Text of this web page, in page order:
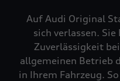
Auf Audi Original
sich verlassen.
Zuverlässigkeit
allgemeinen Betrieb
in Ihrem Fahrzeug.